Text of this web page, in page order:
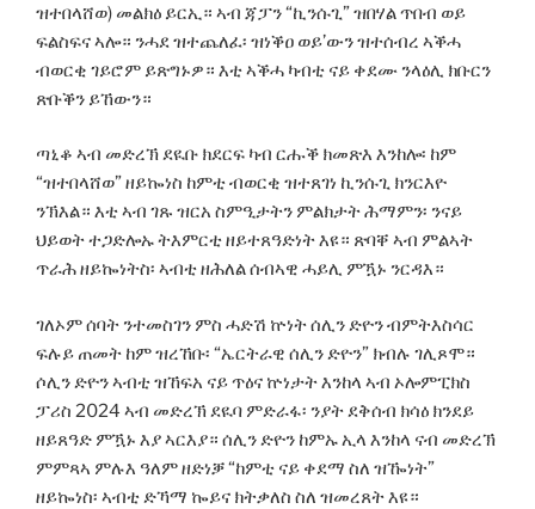
ዝተበላሸወ) መልክዕ ይርኢ። ኣብ ጃፓን “ኪንሱጊ” ዝበሃል ጥበብ ወይ
ፍልስፍና ኣሎ። ንሓደ ዝተጨለፈ፡ ዝነቕዐ ወይ’ውን ዝተሰብረ ኣቕሓ
ብወርቂ ገይሮም ይጽግኑዎ። እቲ ኣቕሓ ካብቲ ናይ ቀደሙ ንላዕሊ ክቡርን
ጽቡቕን ይኸውን።
ጣኒቆ ኣብ መድረኽ ደዪቡ ክደርፍ ካብ ርሑቕ ክመጽእ እንከሎ፡ ከም
“ዝተበላሸወ” ዘይኰነስ ከምቲ ብወርቂ ዝተጸገነ ኪንሱጊ ክንርእዮ
ንኽእል። እቲ ኣብ ገጹ ዝርአ ስምዒታትን ምልክታት ሕማምን፡ ንናይ
ህይወት ተጋድሎኡ ትእምርቲ ዘይተጸዓድነት እዩ። ጽባቐ ኣብ ምልኣት
ጥራሕ ዘይኰነትስ፡ ኣብቲ ዘሕለል ሰብኣዊ ሓይሊ ምዃኑ ንርዳእ።
ገለኦም ሰባት ንተመስገን ምስ ሓድሽ ኵነት ሰሊን ድዮን ብምትእስሳር
ፍሉይ ጠመት ከም ዝረኸቡ፡ “ኤርትራዊ ሰሊን ድዮን” ክብሉ ገሊጾሞ።
ሶሊን ድዮን ኣብቲ ዝኸፍአ ናይ ጥዕና ኵነታት እንከላ ኣብ ኦሎምፒክስ
ፓሪስ 2024 ኣብ መድረኽ ደዪባ ምድራፋ፡ ንያት ደቅሰብ ክሳዕ ክንደይ
ዘይጸዓድ ምዃኑ እያ ኣርእያ። ሰሊን ድዮን ከምኡ ኢላ እንከላ ናብ መድረኽ
ምምጻኣ ምሉእ ዓለም ዘድነቓ “ከምቲ ናይ ቀደማ ስለ ዝዀነት”
ዘይኰነስ፡ ኣብቲ ድኻማ ኰይና ክትቃለስ ስለ ዝመረጸት እዩ።